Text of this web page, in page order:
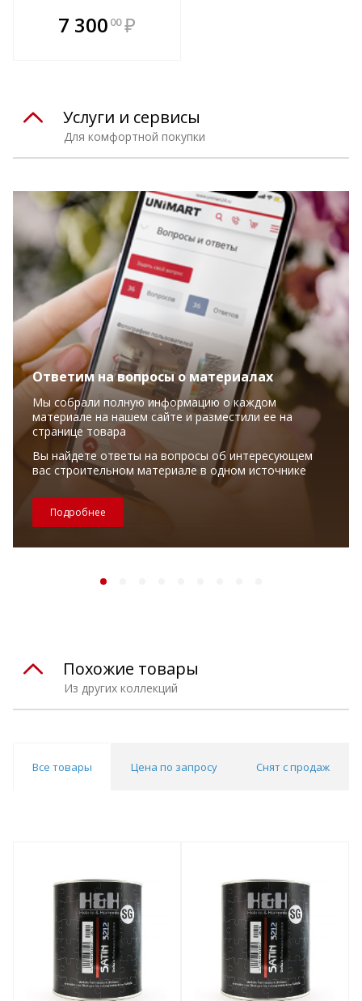
7 300 00 ₽
Для комфортной покупки
Услуги и сервисы
Ответим на вопросы о материалах
Мы собрали полную информацию о каждом
материале на нашем сайте и разместили ее на
странице товара
Вы найдете ответы на вопросы об интересующем
вас строительном материале в одном источнике
Подробнее
Из других коллекций
Похожие товары
Все товары Цена по запросу Снят с продаж